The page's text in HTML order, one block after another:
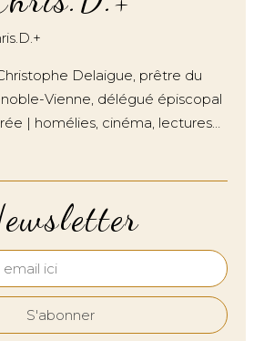
Delaigue, prêtre du
Vienne, délégué épiscopal
| homélies, cinéma, lectures…